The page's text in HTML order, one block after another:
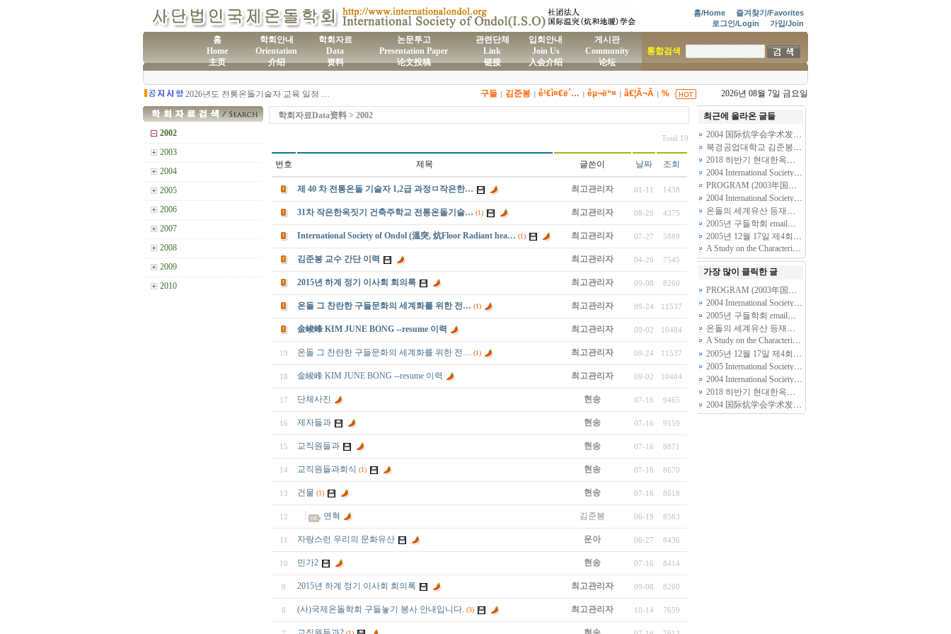
홈/Home
즐겨찾기/Favorites
로그인/Login
가입/Join
홈
Home
主页
학회안내
Orientation
介绍
학회자료
Data
资料
논문투고
Presentation Paper
论文投稿
관련단체
Link
链接
입회안내
Join Us
入会介绍
게시판
Community
论坛
통합검색
(사)국제온돌학회 연간 기부금 모금액 및 활용실적 명세서
2026년도 전통온돌기술자 교육 일정 안내
제60차 전통온돌기술자 교육 모집
제59차 전통온돌기술자 1,2급 교육과정 모집 안내
구들 김준봉 ê¹€ì¤€ë´… êµ¬ë“¤ â€¦Ã¬Â % 2026년 08월 7일 금요일
2002
2003
2004
2005
2006
2007
2008
2009
2010
학회자료Data资料 > 2002
Total 19
번호 제목 글쓴이 날짜 조회
제 40 차 전통온돌 기술자 1,2급 과정ㅁ작은한… 최고관리자 01-11 1438
31차 작은한옥짓기 건축주학교 전통온돌기술… (1) 최고관리자 08-20 4375
International Society of Ondol (溫突, 炕Floor Radiant hea… (1) 최고관리자 07-27 5889
김준봉 교수 간단 이력 최고관리자 04-20 7545
2015년 하계 정기 이사회 회의록 최고관리자 09-08 8260
온돌 그 찬란한 구들문화의 세계화를 위한 전… (1) 최고관리자 09-24 11537
金峻峰 KIM JUNE BONG --resume 이력 최고관리자 09-02 10484
19 온돌 그 찬란한 구들문화의 세계화를 위한 전… (1) 최고관리자 09-24 11537
18 金峻峰 KIM JUNE BONG --resume 이력 최고관리자 09-02 10484
17 단체사진 현송 07-16 9465
16 제자들과 현송 07-16 9159
15 교직원들과 현송 07-16 8871
14 교직원들과회식 (1) 현송 07-16 8670
13 건물 (1) 현송 07-16 8618
12 연혁 김준봉 06-19 8583
11 자랑스런 우리의 문화유산 운아 06-27 8436
10 민가2 현송 07-16 8414
9 2015년 하계 정기 이사회 회의록 최고관리자 09-08 8260
8 (사)국제온돌학회 구들놓기 봉사 안내입니다. (3) 최고관리자 10-14 7659
최근에 올라온 글들
2004 国际炕学会学术发表大会
북경공업대학교 김준봉 교수의 세 번째 이야기 - 뜨근뜨근 온돌
2018 하반기 현대한옥학회 한옥답사안내입니다
2004 International Society of Ondol’s (炕, Floor Radiant Heating System) General Meeting and Symposium
PROGRAM (2003年国际炕学会学术大会安排)
2004 International Society of Ondol’s (炕, Floor Radiant Heating System) General Meeting and Symposium
온돌의 세계유산 등재를 위한 준비 작업
2005년 구들학회 email주소록입니다.
2005년 12월 17일 제4회 국제온돌학회 개최에 부쳐.....
A Study on the Characteristics of Ondol(Kang, Gudle -- Radiant floor heating System) found in Folk Housing of Several Peoples in North Area, Chin…
가장 많이 클릭한 글
PROGRAM (2003年国际炕学会学术大会安排)
2004 International Society of Ondol’s (炕, Floor Radiant Heating System) General Meeting and Symposium
2005년 구들학회 email주소록입니다.
온돌의 세계유산 등재를 위한 준비 작업
A Study on the Characteristics of Ondol(Kang, Gudle -- Radiant floor heating System) found in Folk Housing of Several Peoples in North Area, Chin…
2005년 12월 17일 제4회 국제온돌학회 개최에 부쳐.....
2005 International Society of Ondol’s (溫突,炕, Radiant Floor Heating System) General Meeting and Housing Symposium
2004 International Society of Ondol’s (炕, Floor Radiant Heating System) General Meeting and Symposium
2018 하반기 현대한옥학회 한옥답사안내입니다
2004 国际炕学会学术发表大会